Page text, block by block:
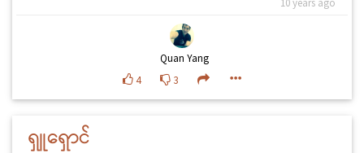
10 years ago
Quan Yang
4
3
ရှူရှောင်